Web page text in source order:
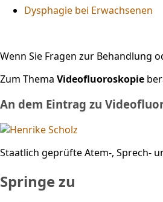
Dysphagie bei Erwachsenen
Wenn Sie Fragen zur Behandlung
Zum Thema Videofluoroskopie
An dem Eintrag zu
Staatlich geprüfte Atem-, Sprech-
Springe zu